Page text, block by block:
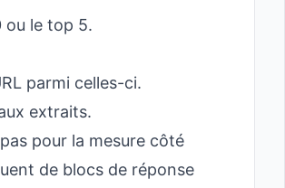
ou le top 5.
parmi celles-ci.
extraits.
pour la mesure côté
de blocs de réponse